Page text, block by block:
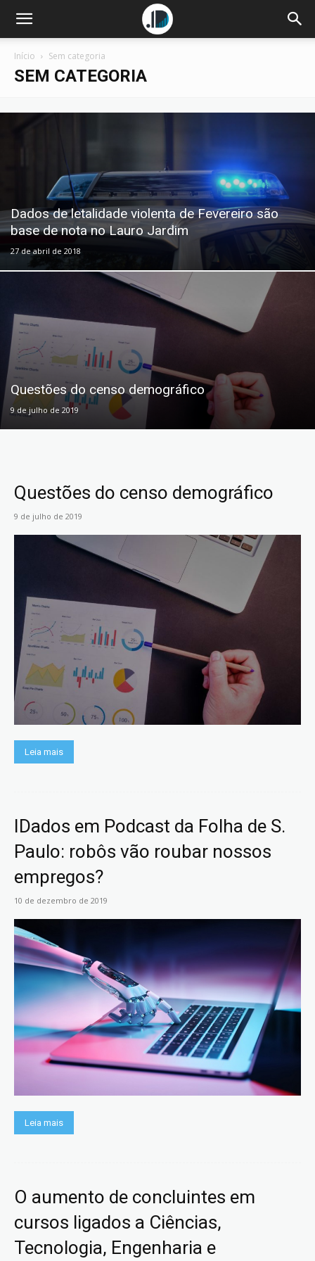
Início Sem categoria
SEM CATEGORIA
Dados de letalidade violenta de Fevereiro são
base de nota no Lauro Jardim
27 de abril de 2018
Questões do censo demográfico
9 de julho de 2019
Questões do censo demográfico
9 de julho de 2019
Leia mais
IDados em Podcast da Folha de S.
Paulo: robôs vão roubar nossos
empregos?
10 de dezembro de 2019
Leia mais
O aumento de concluintes em
cursos ligados a Ciências,
Tecnologia, Engenharia e